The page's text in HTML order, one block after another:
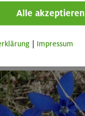
Alle akzeptieren
Impressum